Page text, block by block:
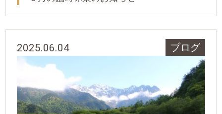
2025.06.04 ブログ